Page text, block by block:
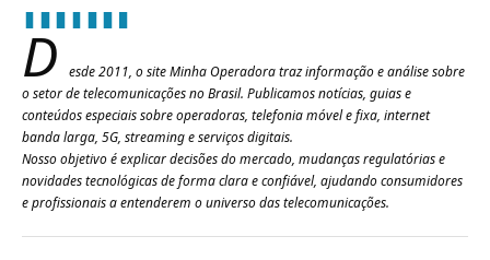
D
esde 2011, o site Minha Operadora traz informação e análise sobre
o setor de telecomunicações no Brasil. Publicamos notícias, guias e
conteúdos especiais sobre operadoras, telefonia móvel e fixa, internet
banda larga, 5G, streaming e serviços digitais.
Nosso objetivo é explicar decisões do mercado, mudanças regulatórias e
novidades tecnológicas de forma clara e confiável, ajudando consumidores
e profissionais a entenderem o universo das telecomunicações.